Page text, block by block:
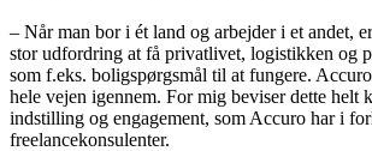
– Når man bor i ét land og arbejder i et andet,
stor udfordring at få privatlivet, logistikken og
som f.eks. boligspørgsmål til at fungere.
hele vejen igennem. For mig beviser dette helt
indstilling og engagement, som Accuro har i
freelancekonsulenter.